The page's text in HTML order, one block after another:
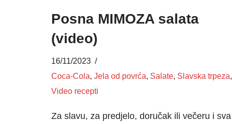
Posna MIMOZA salata
(video)
16/11/2023
Coca-Cola, Jela od povrća, Salate, Slavska trpeza,
Video recepti
Za slavu, za predjelo, doručak ili večeru i sva